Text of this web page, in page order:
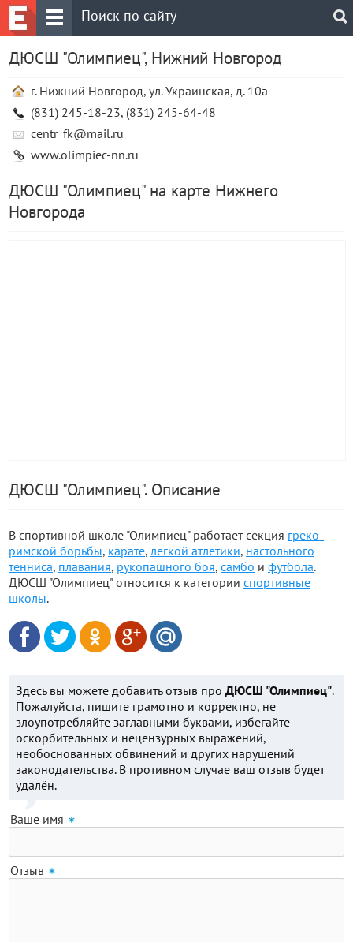
ДЮСШ "Олимпиец", Нижний Новгород
г. Нижний Новгород, ул. Украинская, д. 10а
(831) 245-18-23, (831) 245-64-48
centr_fk@mail.ru
www.olimpiec-nn.ru
ДЮСШ "Олимпиец" на карте Нижнего
Новгорода
ДЮСШ "Олимпиец". Описание
В спортивной школе "Олимпиец" работает секция греко-
римской борьбы, карате, легкой атлетики, настольного
тенниса, плавания, рукопашного боя, самбо и футбола.
ДЮСШ "Олимпиец" относится к категории спортивные
школы.
Здесь вы можете добавить отзыв про ДЮСШ "Олимпиец".
Пожалуйста, пишите грамотно и корректно, не
злоупотребляйте заглавными буквами, избегайте
оскорбительных и нецензурных выражений,
необоснованных обвинений и других нарушений
законодательства. В противном случае ваш отзыв будет
удалён.
Ваше имя
Отзыв